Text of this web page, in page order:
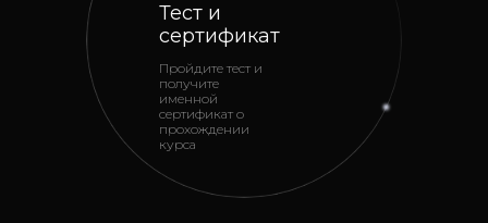
Тест и
сертификат
Пройдите тест и
получите
именной
сертификат о
прохождении
курса